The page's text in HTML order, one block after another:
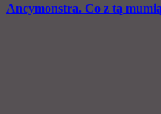
Ancymonstra. Co z tą